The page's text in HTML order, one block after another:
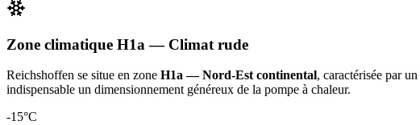
Zone climatique H1a — Climat rude
Reichshoffen se situe en zone H1a — Nord-Est continental, caractérisée par un
indispensable un dimensionnement généreux de la pompe à chaleur.
-15°C